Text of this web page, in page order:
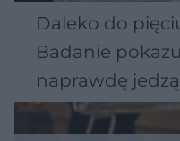
Daleko do
Badanie
naprawdę